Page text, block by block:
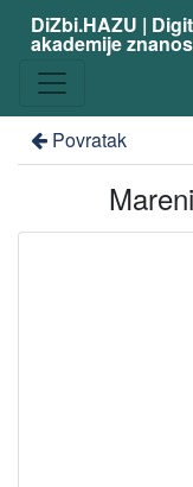
DiZbi.HAZU |
akademije
Povratak